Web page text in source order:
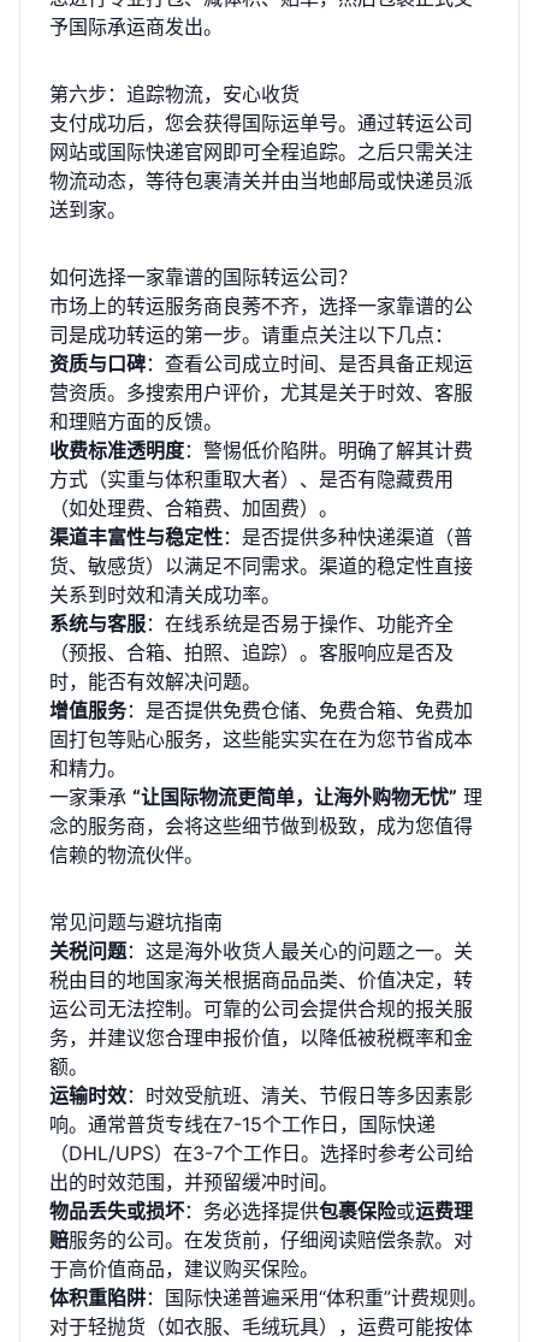
予国际承运商发出。
第六步：追踪物流，安心收货
支付成功后，您会获得国际运单号。通过转运公司
网站或国际快递官网即可全程追踪。之后只需关注
物流动态，等待包裹清关并由当地邮局或快递员派
送到家。
如何选择一家靠谱的国际转运公司？
市场上的转运服务商良莠不齐，选择一家靠谱的公
司是成功转运的第一步。请重点关注以下几点：
资质与口碑：查看公司成立时间、是否具备正规运
营资质。多搜索用户评价，尤其是关于时效、客服
和理赔方面的反馈。
收费标准透明度：警惕低价陷阱。明确了解其计费
方式（实重与体积重取大者）、是否有隐藏费用
（如处理费、合箱费、加固费）。
渠道丰富性与稳定性：是否提供多种快递渠道（普
货、敏感货）以满足不同需求。渠道的稳定性直接
关系到时效和清关成功率。
系统与客服：在线系统是否易于操作、功能齐全
（预报、合箱、拍照、追踪）。客服响应是否及
时，能否有效解决问题。
增值服务：是否提供免费仓储、免费合箱、免费加
固打包等贴心服务，这些能实实在在为您节省成本
和精力。
一家秉承 “让国际物流更简单，让海外购物无忧” 理
念的服务商，会将这些细节做到极致，成为您值得
信赖的物流伙伴。
常见问题与避坑指南
关税问题：这是海外收货人最关心的问题之一。关
税由目的地国家海关根据商品品类、价值决定，转
运公司无法控制。可靠的公司会提供合规的报关服
务，并建议您合理申报价值，以降低被税概率和金
额。
运输时效：时效受航班、清关、节假日等多因素影
响。通常普货专线在7-15个工作日，国际快递
（DHL/UPS）在3-7个工作日。选择时参考公司给
出的时效范围，并预留缓冲时间。
物品丢失或损坏：务必选择提供包裹保险或运费理
赔服务的公司。在发货前，仔细阅读赔偿条款。对
于高价值商品，建议购买保险。
体积重陷阱：国际快递普遍采用“体积重”计费规则。
对于轻抛货（如衣服、毛绒玩具），运费可能按体